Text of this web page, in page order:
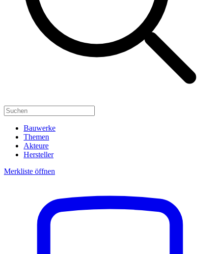
Bauwerke
Themen
Akteure
Hersteller
Merkliste öffnen